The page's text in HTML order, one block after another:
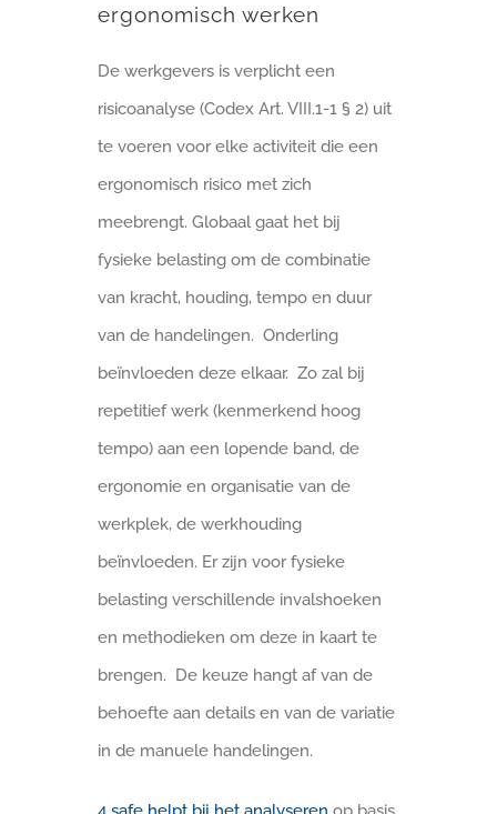
ergonomisch werken
De werkgevers is verplicht een
risicoanalyse (Codex Art. VIII.1-1 § 2) uit
te voeren voor elke activiteit die een
ergonomisch risico met zich
meebrengt. Globaal gaat het bij
fysieke belasting om de combinatie
van kracht, houding, tempo en duur
van de handelingen. Onderling
beïnvloeden deze elkaar. Zo zal bij
repetitief werk (kenmerkend hoog
tempo) aan een lopende band, de
ergonomie en organisatie van de
werkplek, de werkhouding
beïnvloeden. Er zijn voor fysieke
belasting verschillende invalshoeken
en methodieken om deze in kaart te
brengen. De keuze hangt af van de
behoefte aan details en van de variatie
in de manuele handelingen.